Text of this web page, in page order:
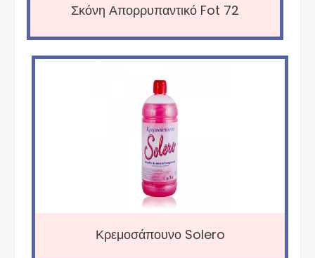
Σκόνη Απορρυπαντικό Fot 72
Κρεμοσάπουνο Solero